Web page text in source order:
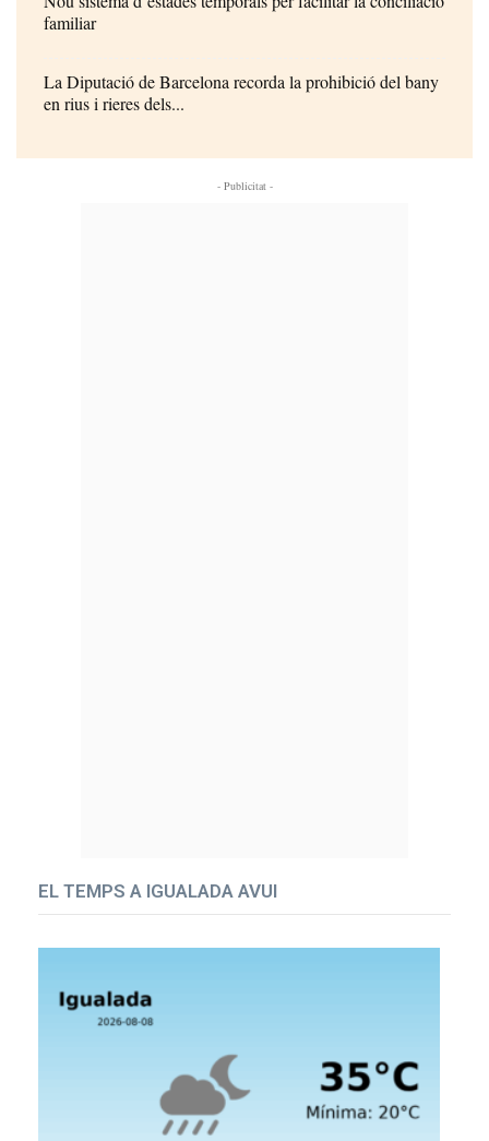
familiar
La Diputació de Barcelona recorda la prohibició del bany
en rius i rieres dels...
- Publicitat -
EL TEMPS A IGUALADA AVUI